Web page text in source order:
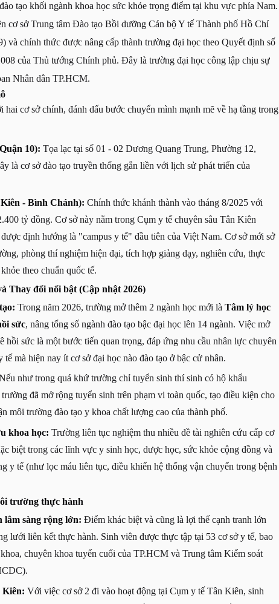
tạo khối ngành khoa học sức khỏe trọng điểm tại khu vực phía Nam.
cơ sở Trung tâm Đào tạo Bồi dưỡng Cán bộ Y tế Thành phố Hồ Chí
và chính thức được nâng cấp thành trường đại học theo Quyết định số
của Thủ tướng Chính phủ. Đây là trường đại học công lập chịu sự
Nhân dân TP.HCM.
hai cơ sở chính, đánh dấu bước chuyển mình mạnh mẽ về hạ tầng trong
10): Tọa lạc tại số 01 - 02 Dương Quang Trung, Phường 12,
là cơ sở đào tạo truyền thống gắn liền với lịch sử phát triển của
- Bình Chánh): Chính thức khánh thành vào tháng 8/2025 với
tỷ đồng. Cơ sở này nằm trong Cụm y tế chuyên sâu Tân Kiên
định hướng là "campus y tế" đầu tiên của Việt Nam. Cơ sở mới sở
phòng thí nghiệm hiện đại, tích hợp giảng dạy, nghiên cứu, thực
theo chuẩn quốc tế.
Thay đổi nổi bật (Cập nhật 2026)
Trong năm 2026, trường mở thêm 2 ngành học mới là Tâm lý học
sức, nâng tổng số ngành đào tạo bậc đại học lên 14 ngành. Việc mở
hồi sức là một bước tiến quan trọng, đáp ứng nhu cầu nhân lực chuyên
tế mà hiện nay ít cơ sở đại học nào đào tạo ở bậc cử nhân.
như trong quá khứ trường chỉ tuyển sinh thí sinh có hộ khẩu
đã mở rộng tuyển sinh trên phạm vi toàn quốc, tạo điều kiện cho
môi trường đào tạo y khoa chất lượng cao của thành phố.
khoa học: Trường liên tục nghiệm thu nhiều đề tài nghiên cứu cấp cơ
biệt trong các lĩnh vực y sinh học, dược học, sức khỏe cộng đồng và
y tế (như lọc máu liên tục, điều khiển hệ thống vận chuyển trong bệnh
trường thực hành
sàng rộng lớn: Điểm khác biệt và cũng là lợi thế cạnh tranh lớn
lưới liên kết thực hành. Sinh viên được thực tập tại 53 cơ sở y tế, bao
chuyên khoa tuyến cuối của TP.HCM và Trung tâm Kiểm soát
Kiên: Với việc cơ sở 2 đi vào hoạt động tại Cụm y tế Tân Kiên, sinh